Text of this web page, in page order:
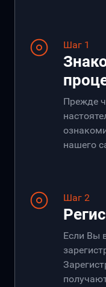
Шаг 1
Прежде
нашего
Шаг 2
Если Вы